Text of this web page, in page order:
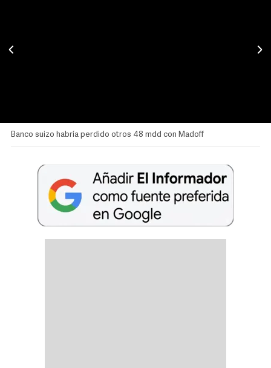
Banco suizo habría perdido otros 48 mdd con Madoff